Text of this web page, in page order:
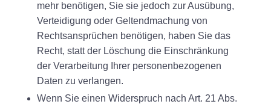
mehr benötigen, Sie sie jedoch zur Ausübung,
Verteidigung oder Geltendmachung von
Rechtsansprüchen benötigen, haben Sie das
Recht, statt der Löschung die Einschränkung
der Verarbeitung Ihrer personenbezogenen
Daten zu verlangen.
Wenn Sie einen Widerspruch nach Art. 21 Abs.